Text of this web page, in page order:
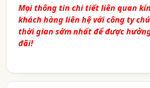
Mọi thông tin chi tiết liên quan
khách hàng liên hệ với công ty
thời gian sớm nhất để được
đãi!